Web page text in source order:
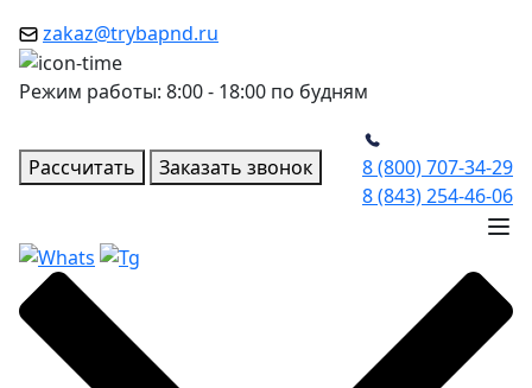
zakaz@trybapnd.ru
Режим работы: 8:00 - 18:00 по будням
Рассчитать Заказать звонок
8 (800) 707-34-29
8 (843) 254-46-06